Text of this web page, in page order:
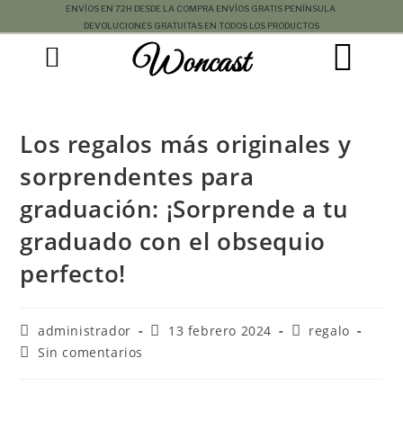
ENVÍOS EN 72H DESDE LA COMPRA ENVÍOS GRATIS PENÍNSULA
DEVOLUCIONES GRATUITAS EN TODOS LOS PRODUCTOS
Woncast
Los regalos más originales y
sorprendentes para
graduación: ¡Sorprende a tu
graduado con el obsequio
perfecto!
administrador 13 febrero 2024
regalo
Sin comentarios